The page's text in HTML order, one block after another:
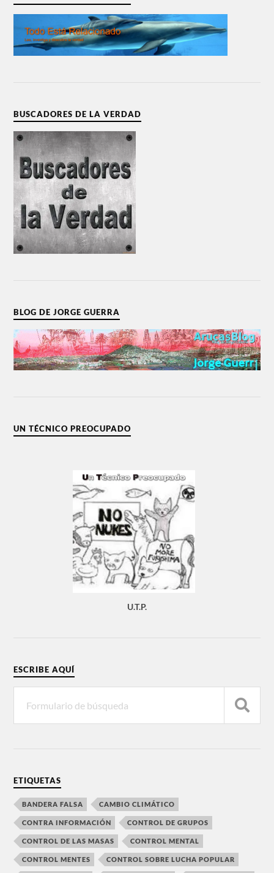
BUSCADORES DE LA VERDAD
BLOG DE JORGE GUERRA
UN TÉCNICO PREOCUPADO
U.T.P.
ESCRIBE AQUÍ
ETIQUETAS
BANDERA FALSA CAMBIO CLIMÁTICO
CONTRA INFORMACIÓN CONTROL DE GRUPOS
CONTROL DE LAS MASAS CONTROL MENTAL
CONTROL MENTES CONTROL SOBRE LUCHA POPULAR